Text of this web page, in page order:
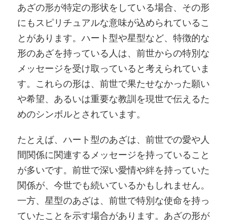
あざの形が特定の形状をしている場合、その形
にもスピリチュアルな意味が込められているこ
とがあります。ハート型や星型など、特徴的な
形のあざを持っている人は、前世からの特別な
メッセージを受け取っていると考えられていま
す。これらの形は、前世で果たせなかった願い
や希望、あるいは重要な教訓を現世で伝えるた
めのシンボルとされています。
たとえば、ハート型のあざは、前世での愛や人
間関係に関連するメッセージを持っていること
が多いです。前世で深い愛情や絆を持っていた
関係が、今世でも続いているかもしれません。
一方、星型のあざは、前世で特別な使命を持っ
ていたことを示す場合があります。あざの形が